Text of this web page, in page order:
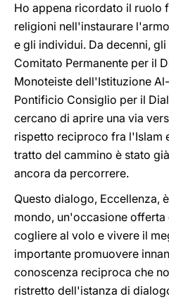
Ho appena ricordato il ruolo
religioni nell'instaurare
e gli individui. Da decenni,
Comitato Permanente per il
Monoteiste dell'Istituzione
Pontificio Consiglio per il
cercano di aprire una via
rispetto reciproco fra l'Islam
tratto del cammino è stato
ancora da percorrere.
Questo dialogo, Eccellenza,
mondo, un'occasione offerta
cogliere al volo e vivere il
importante promuovere
conoscenza reciproca che
ristretto dell'istanza di